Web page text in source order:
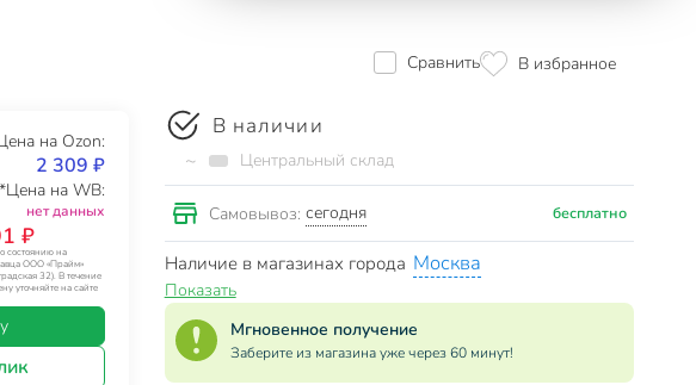
Сравнить В избранное
на Ozon:
2 309 ₽
*Цена на WB:
нет данных
₽
состоянию на
ООО «Прайм»
32). В течение
уточняйте на сайте
В наличии
~ Центральный склад
Самовывоз: сегодня бесплатно
Наличие в магазинах города Москва
Показать
Мгновенное получение
Заберите из магазина уже через 60 минут!